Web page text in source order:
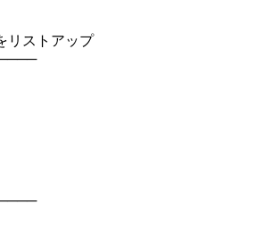
リストアップ